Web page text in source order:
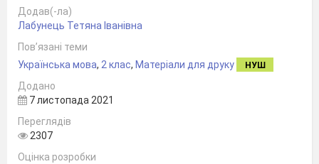
Додав(-ла)
Лабунець Тетяна Іванівна
Пов’язані теми
Українська мова, 2 клас, Матеріали для друку НУШ
Додано
7 листопада 2021
Переглядів
2307
Оцінка розробки